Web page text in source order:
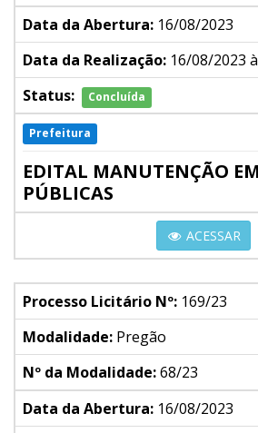
Data da Abertura: 16/08/2023
Data da Realização: 16/08/2023
Status:
Concluída
Prefeitura
EDITAL MANUTENÇÃO
PÚBLICAS
ACESSAR
Processo Licitário Nº: 169/23
Modalidade: Pregão
Nº da Modalidade:68/23
Data da Abertura: 16/08/2023